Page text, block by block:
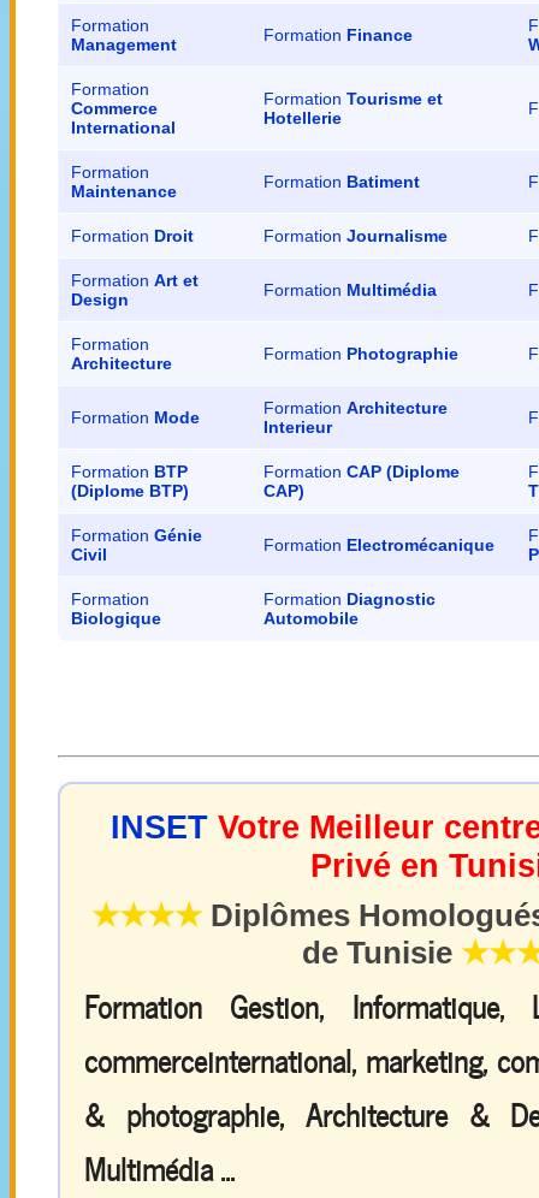
Formation
Management
Formation Finance
Formation
Commerce
International
Formation Tourisme et
Hotellerie
Formation
Maintenance
Formation Batiment
Formation Droit Formation Journalisme
Formation Art et
Design
Formation Multimédia
Formation
Architecture
Formation Photographie
Formation Mode Formation Architecture
Interieur
Formation BTP
(Diplome BTP)
Formation CAP (Diplome
CAP)
Formation Génie
Civil
Formation Electromécanique
Formation
Biologique
Formation Diagnostic
Automobile
INSET Votre Meilleur
Privé en
★★★★Diplômes
de Tunisie
Formation Gestion, Informatique,
commerceinternational, marketing,
& photographie, Architecture &
Multimédia ...